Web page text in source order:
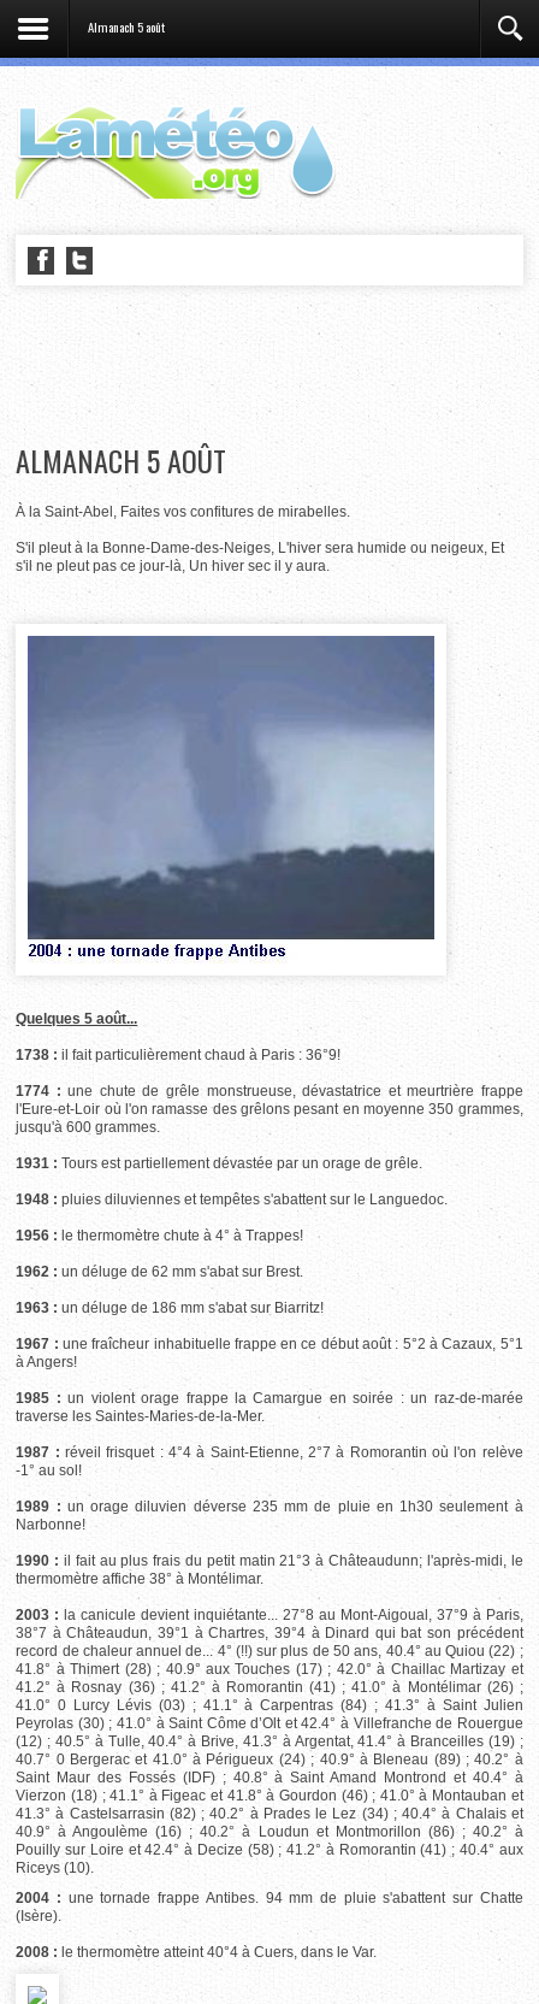
Almanach 5 août
ALMANACH 5 AOÛT
À la Saint-Abel, Faites vos confitures de mirabelles.
S'il pleut à la Bonne-Dame-des-Neiges, L'hiver sera humide ou neigeux, Et
s'il ne pleut pas ce jour-là, Un hiver sec il y aura.
Quelques 5 août...
1738 : il fait particulièrement chaud à Paris : 36°9!
1774 : une chute de grêle monstrueuse, dévastatrice et meurtrière frappe
l'Eure-et-Loir où l'on ramasse des grêlons pesant en moyenne 350 grammes,
jusqu'à 600 grammes.
1931 : Tours est partiellement dévastée par un orage de grêle.
1948 : pluies diluviennes et tempêtes s'abattent sur le Languedoc.
1956 : le thermomètre chute à 4° à Trappes!
1962 : un déluge de 62 mm s'abat sur Brest.
1963 : un déluge de 186 mm s'abat sur Biarritz!
1967 : une fraîcheur inhabituelle frappe en ce début août : 5°2 à Cazaux, 5°1
à Angers!
1985 : un violent orage frappe la Camargue en soirée : un raz-de-marée
traverse les Saintes-Maries-de-la-Mer.
1987 : réveil frisquet : 4°4 à Saint-Etienne, 2°7 à Romorantin où l'on relève
-1° au sol!
1989 : un orage diluvien déverse 235 mm de pluie en 1h30 seulement à
Narbonne!
1990 : il fait au plus frais du petit matin 21°3 à Châteaudunn; l'après-midi, le
thermomètre affiche 38° à Montélimar.
2003 : la canicule devient inquiétante... 27°8 au Mont-Aigoual, 37°9 à Paris,
38°7 à Châteaudun, 39°1 à Chartres, 39°4 à Dinard qui bat son précédent
record de chaleur annuel de... 4° (!!) sur plus de 50 ans, 40.4° au Quiou (22) ;
41.8° à Thimert (28) ; 40.9° aux Touches (17) ; 42.0° à Chaillac Martizay et
41.2° à Rosnay (36) ; 41.2° à Romorantin (41) ; 41.0° à Montélimar (26) ;
41.0° 0 Lurcy Lévis (03) ; 41.1° à Carpentras (84) ; 41.3° à Saint Julien
Peyrolas (30) ; 41.0° à Saint Côme d’Olt et 42.4° à Villefranche de Rouergue
(12) ; 40.5° à Tulle, 40.4° à Brive, 41.3° à Argentat, 41.4° à Branceilles (19) ;
40.7° 0 Bergerac et 41.0° à Périgueux (24) ; 40.9° à Bleneau (89) ; 40.2° à
Saint Maur des Fossés (IDF) ; 40.8° à Saint Amand Montrond et 40.4° à
Vierzon (18) ; 41.1° à Figeac et 41.8° à Gourdon (46) ; 41.0° à Montauban et
41.3° à Castelsarrasin (82) ; 40.2° à Prades le Lez (34) ; 40.4° à Chalais et
40.9° à Angoulème (16) ; 40.2° à Loudun et Montmorillon (86) ; 40.2° à
Pouilly sur Loire et 42.4° à Decize (58) ; 41.2° à Romorantin (41) ; 40.4° aux
Riceys (10).
2004 : une tornade frappe Antibes. 94 mm de pluie s'abattent sur Chatte
(Isère).
2008 : le thermomètre atteint 40°4 à Cuers, dans le Var.